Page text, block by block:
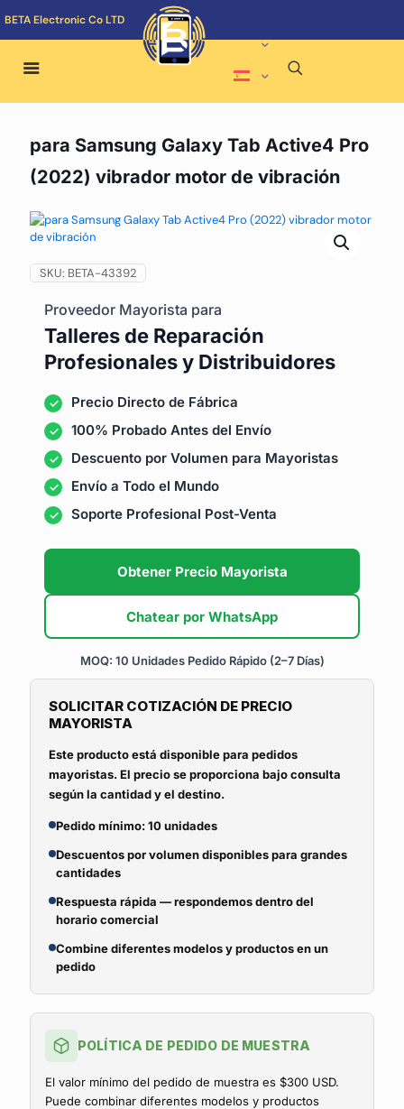
BETA Electronic Co LTD
para Samsung Galaxy Tab Active4 Pro
(2022) vibrador motor de vibración
SKU: BETA-43392
Proveedor Mayorista para
Talleres de Reparación
Profesionales y Distribuidores
Precio Directo de Fábrica
100% Probado Antes del Envío
Descuento por Volumen para Mayoristas
Envío a Todo el Mundo
Soporte Profesional Post-Venta
Obtener Precio Mayorista
Chatear por WhatsApp
MOQ: 10 Unidades Pedido Rápido (2–7 Días)
SOLICITAR COTIZACIÓN DE PRECIO
MAYORISTA
Este producto está disponible para pedidos
mayoristas. El precio se proporciona bajo consulta
según la cantidad y el destino.
Pedido mínimo: 10 unidades
Descuentos por volumen disponibles para grandes
cantidades
Respuesta rápida — respondemos dentro del
horario comercial
Combine diferentes modelos y productos en un
pedido
POLÍTICA DE PEDIDO DE MUESTRA
El valor mínimo del pedido de muestra es $300 USD.
Puede combinar diferentes modelos y productos